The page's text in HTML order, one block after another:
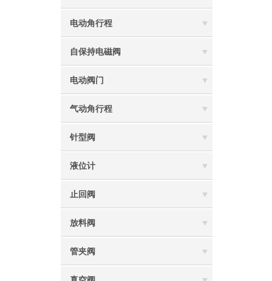
电动角行程
自保持电磁阀
电动阀门
气动角行程
针型阀
液位计
止回阀
放料阀
管夹阀